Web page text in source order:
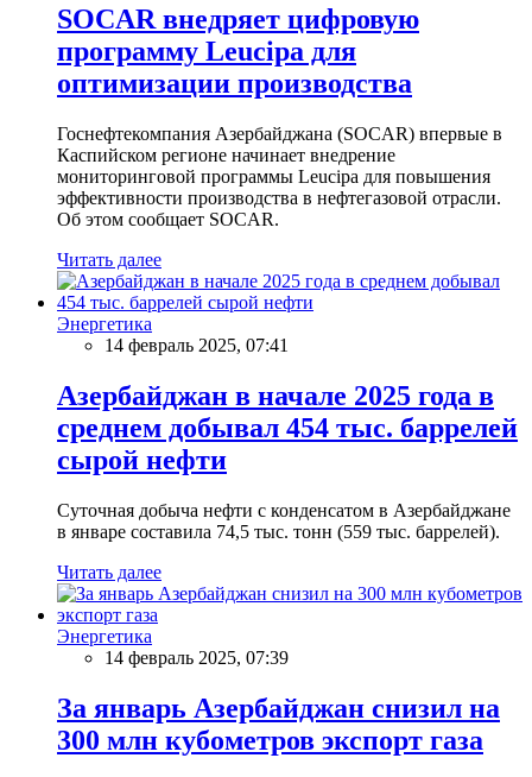
SOCAR внедряет цифровую
программу Leucipa для
оптимизации производства
Госнефтекомпания Азербайджана (SOCAR) впервые в
Каспийском регионе начинает внедрение
мониторинговой программы Leucipa для повышения
эффективности производства в нефтегазовой отрасли.
Об этом сообщает SOCAR.
Читать далее
Энергетика
14 февраль 2025, 07:41
Азербайджан в начале 2025 года в
среднем добывал 454 тыс. баррелей
сырой нефти
Суточная добыча нефти с конденсатом в Азербайджане
в январе составила 74,5 тыс. тонн (559 тыс. баррелей).
Читать далее
Энергетика
14 февраль 2025, 07:39
За январь Азербайджан снизил на
300 млн кубометров экспорт газа